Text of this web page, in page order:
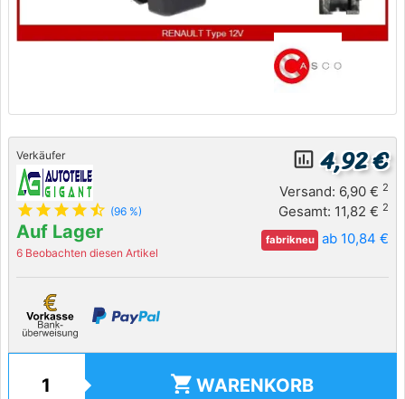
Verkäufer
star star star star star_half (96 %)
Auf Lager
6 Beobachten diesen Artikel
insert_chart_outlined 4,92 €
Versand: 6,90 € 2
Gesamt: 11,82 € 2
fabrikneu ab 10,84 €
shopping_cart WARENKORB